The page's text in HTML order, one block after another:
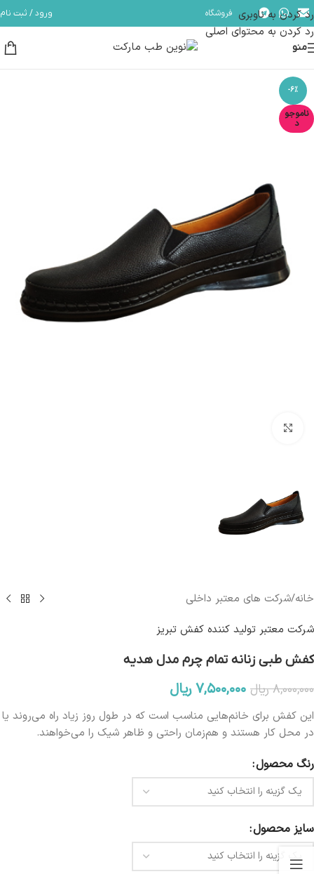
رد کردن به ناوبری
رد کردن به محتوای اصلی
مشاوره و پشتیبانی آنلاین در ایتا و روبیکا با شماره: 09358254705
فروشگاه ورود / ثبت نام
منو
-6%
ناموجو
د
خانه/شرکت های معتبر داخلی
شرکت معتبر تولید کننده کفش تبریز
کفش طبی زنانه تمام چرم مدل هدیه
۸,۰۰۰,۰۰۰ریال ۷,۵۰۰,۰۰۰ ریال
این کفش برای خانم‌هایی مناسب است که در طول روز زیاد راه می‌روند یا
در محل کار هستند و هم‌زمان راحتی و ظاهر شیک را می‌خواهند.
رنگ محصول
سایز محصول